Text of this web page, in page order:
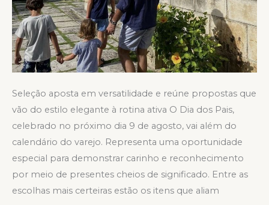
Seleção aposta em versatilidade e reúne propostas que
vão do estilo elegante à rotina ativa O Dia dos Pais,
celebrado no próximo dia 9 de agosto, vai além do
calendário do varejo. Representa uma oportunidade
especial para demonstrar carinho e reconhecimento
por meio de presentes cheios de significado. Entre as
escolhas mais certeiras estão os itens que aliam